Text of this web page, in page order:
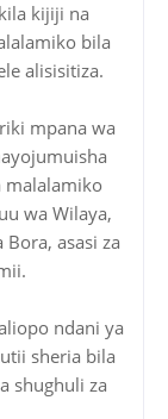
kijiji na
bila
alisisitiza.
mpana wa
malalamiko
wa Wilaya,
asasi za
ndani ya
sheria bila
shughuli za